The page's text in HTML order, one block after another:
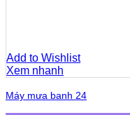
Add to Wishlist
Xem nhanh
Máy mưa banh 24